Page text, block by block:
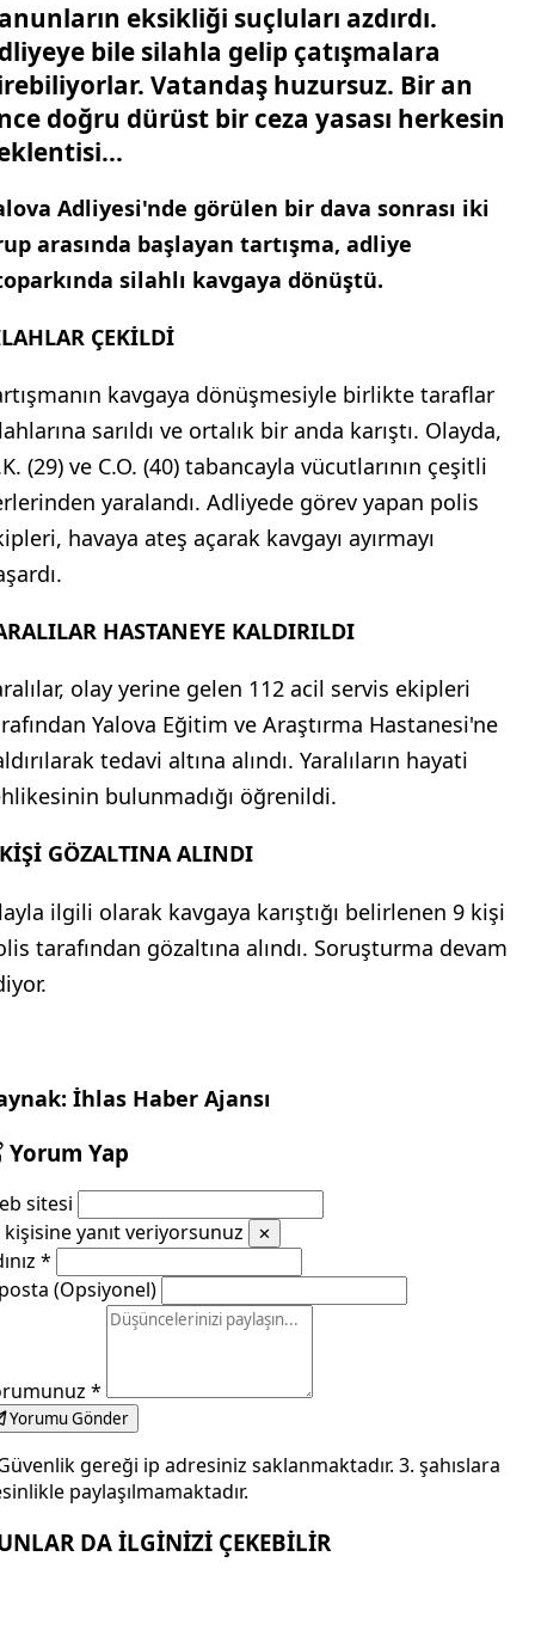
eksikliği suçluları azdırdı.
bile silahla gelip çatışmalara
Vatandaş huzursuz. Bir an
doğru dürüst bir ceza yasası herkesin
Adliyesi'nde görülen bir dava sonrası iki
arasında başlayan tartışma, adliye
silahlı kavgaya dönüştü.
ÇEKİLDİ
kavgaya dönüşmesiyle birlikte taraflar
sarıldı ve ortalık bir anda karıştı. Olayda,
(29) ve C.O. (40) tabancayla vücutlarının çeşitli
yaralandı. Adliyede görev yapan polis
havaya ateş açarak kavgayı ayırmayı
HASTANEYE KALDIRILDI
olay yerine gelen 112 acil servis ekipleri
Yalova Eğitim ve Araştırma Hastanesi'ne
tedavi altına alındı. Yaralıların hayati
bulunmadığı öğrenildi.
GÖZALTINA ALINDI
ilgili olarak kavgaya karıştığı belirlenen 9 kişi
tarafından gözaltına alındı. Soruşturma devam
İhlas Haber Ajansı
Yorum Yap
sitesi
kişisine yanıt veriyorsunuz
✕
*
(Opsiyonel)
*
Yorumu Gönder
gereği ip adresiniz saklanmaktadır. 3. şahıslara
paylaşılmamaktadır.
DA İLGİNİZİ ÇEKEBİLİR